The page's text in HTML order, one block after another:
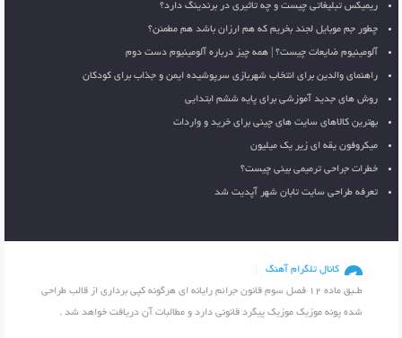
ریمیکس تبلیغاتی چیست و چه تاثیری در برندینگ دارد؟
چطور جم موبایل لجند بخریم که هم ارزان باشد هم مطمئن؟
آلومینیوم ضایعات چیست؟ | همه چیز درباره آلومینیوم دست دوم
راهنمای والدین برای انتخاب شهربازی سرپوشیده ایمن و جذاب برای کودکان
روش های جدید آموزشی برای پایه ششم ابتدایی
بهترین کالاهای سایت های چینی برای خرید و واردات
میکروفون یقه ای زیر یک میلیون
خطرات جراحی ترمیمی بینی چیست؟
تعرفه طراحی سایت تابان شهر آپدیت شد
کانال تلگرام آهنگ
طـبق ماده 12 فصل سوم قانون جرائم رایانه ای هرگونه کپی برداری از قالب طراحی
شده پونه موزیک موزیک پیگرد قانونی دارد و مطالبات آن دریافت خواهد شد .